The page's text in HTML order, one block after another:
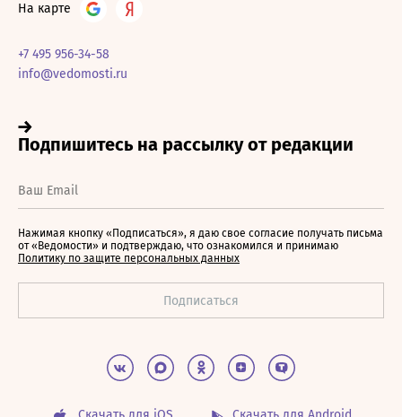
На карте
+7 495 956-34-58
info@vedomosti.ru
Нажимая кнопку «Подписаться», я даю свое согласие получать письма
от «Ведомости» и подтверждаю, что ознакомился и принимаю
Политику по защите персональных данных